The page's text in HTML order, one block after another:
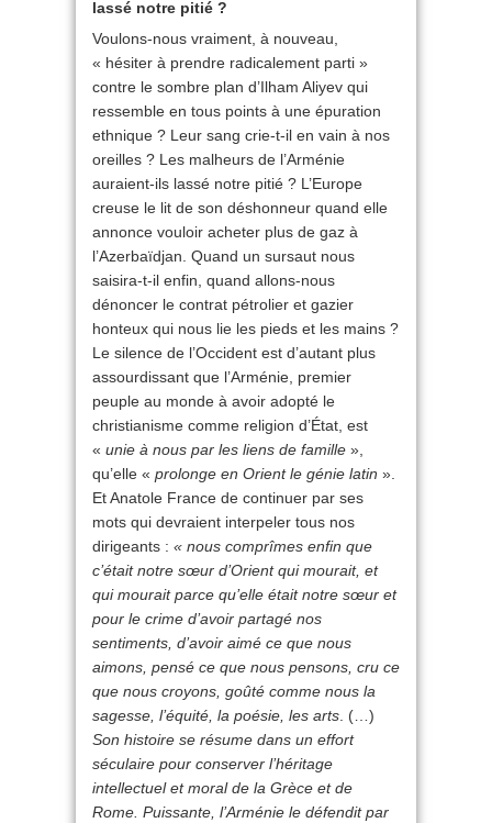
lassé notre pitié ?
Voulons-nous vraiment, à nouveau,
« hésiter à prendre radicalement parti »
contre le sombre plan d’Ilham Aliyev qui
ressemble en tous points à une épuration
ethnique ? Leur sang crie-t-il en vain à nos
oreilles ? Les malheurs de l’Arménie
auraient-ils lassé notre pitié ? L’Europe
creuse le lit de son déshonneur quand elle
annonce vouloir acheter plus de gaz à
l’Azerbaïdjan. Quand un sursaut nous
saisira-t-il enfin, quand allons-nous
dénoncer le contrat pétrolier et gazier
honteux qui nous lie les pieds et les mains ?
Le silence de l’Occident est d’autant plus
assourdissant que l’Arménie, premier
peuple au monde à avoir adopté le
christianisme comme religion d’État, est
« unie à nous par les liens de famille »,
qu’elle « prolonge en Orient le génie latin ».
Et Anatole France de continuer par ses
mots qui devraient interpeler tous nos
dirigeants : « nous comprîmes enfin que
c’était notre sœur d’Orient qui mourait, et
qui mourait parce qu’elle était notre sœur et
pour le crime d’avoir partagé nos
sentiments, d’avoir aimé ce que nous
aimons, pensé ce que nous pensons, cru ce
que nous croyons, goûté comme nous la
sagesse, l’équité, la poésie, les arts . (…)
Son histoire se résume dans un effort
séculaire pour conserver l’héritage
intellectuel et moral de la Grèce et de
Rome. Puissante, l’Arménie le défendit par